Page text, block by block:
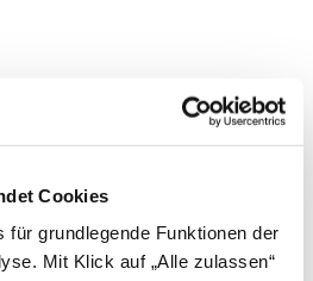
Cookies
für grundlegende Funktionen der
Mit Klick auf „Alle zulassen“